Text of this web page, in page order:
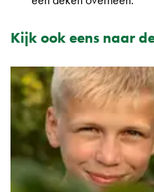
Kijk ook eens naar